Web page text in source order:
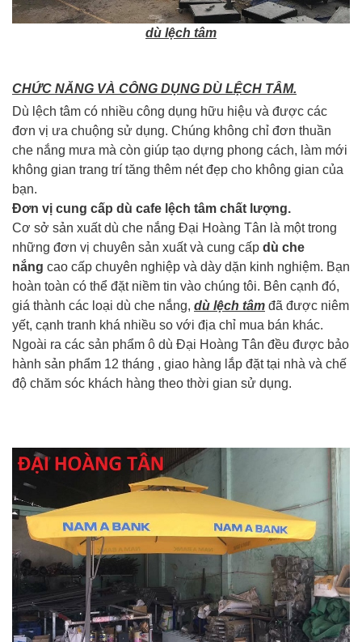
dù lệch tâm
CHỨC NĂNG VÀ CÔNG DỤNG DÙ LỆCH TÂM.
Dù lệch tâm có nhiều công dụng hữu hiệu và được các
đơn vị ưa chuộng sử dụng. Chúng không chỉ đơn thuần
che nắng mưa mà còn giúp tạo dựng phong cách, làm mới
không gian trang trí tăng thêm nét đẹp cho không gian của
bạn.
Đơn vị cung cấp dù cafe lệch tâm chất lượng.
Cơ sở sản xuất dù che nắng Đại Hoàng Tân là một trong
những đơn vị chuyên sản xuất và cung cấp dù che
nắng cao cấp chuyên nghiệp và dày dặn kinh nghiệm. Bạn
hoàn toàn có thể đặt niềm tin vào chúng tôi. Bên cạnh đó,
giá thành các loại dù che nắng, dù lệch tâm đã được niêm
yết, cạnh tranh khá nhiều so với địa chỉ mua bán khác.
Ngoài ra các sản phẩm ô dù Đại Hoàng Tân đều được bảo
hành sản phẩm 12 tháng , giao hàng lắp đặt tại nhà và chế
độ chăm sóc khách hàng theo thời gian sử dụng.